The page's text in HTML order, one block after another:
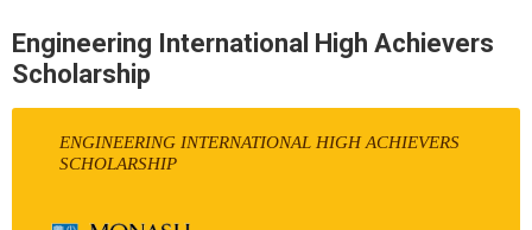
Engineering International High Achievers
Scholarship
ENGINEERING INTERNATIONAL HIGH ACHIEVERS
SCHOLARSHIP